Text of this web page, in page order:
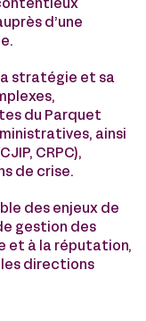
d’une
stratégie et sa
du Parquet
ainsi
CRPC),
de crise.
des enjeux de
gestion des
et à la réputation,
directions